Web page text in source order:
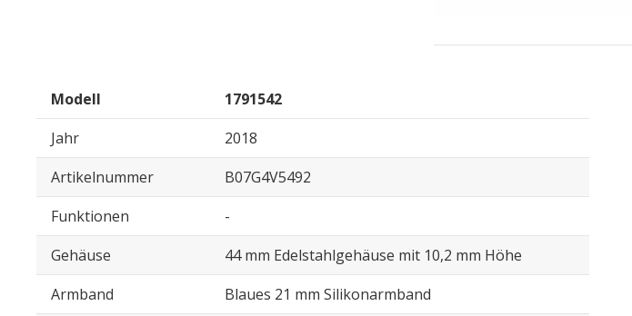
Modell
1791542
Jahr
2018
Artikelnummer
B07G4V5492
Funktionen
-
Gehäuse
44 mm Edelstahlgehäuse mit 10,2 mm Höhe
Armband
Blaues 21 mm Silikonarmband